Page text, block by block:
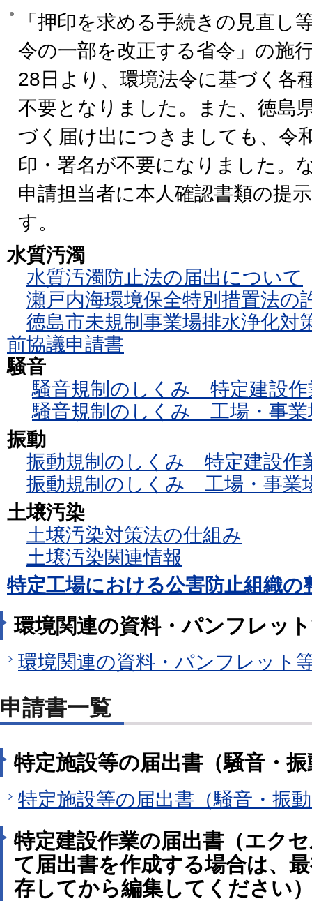
「押印を求める手続きの見直し
令の一部を改正する省令」の施
28日より、環境法令に基づく各
不要となりました。また、徳島
づく届け出につきましても、令
印・署名が不要になりました。
申請担当者に本人確認書類の提
す。
水質汚濁
水質汚濁防止法の届出について
瀬戸内海環境保全特別措置法の
徳島市未規制事業場排水浄化対
前協議申請書
騒音
騒音規制のしくみ 特定建設作
騒音規制のしくみ 工場・事業
振動
振動規制のしくみ 特定建設作
振動規制のしくみ 工場・事業
土壌汚染
土壌汚染対策法の仕組み
土壌汚染関連情報
特定工場における公害防止組織の
環境関連の資料・パンフレッ
環境関連の資料・パンフレット
申請書一覧
特定施設等の届出書（騒音・
特定施設等の届出書（騒音・振
特定建設作業の届出書（エク
て届出書を作成する場合は、
存してから編集してください